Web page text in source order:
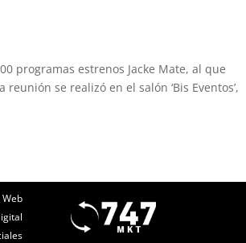
programas estrenos Jacke Mate, al que
se realizó en el salón ‘Bis Eventos’,
Web